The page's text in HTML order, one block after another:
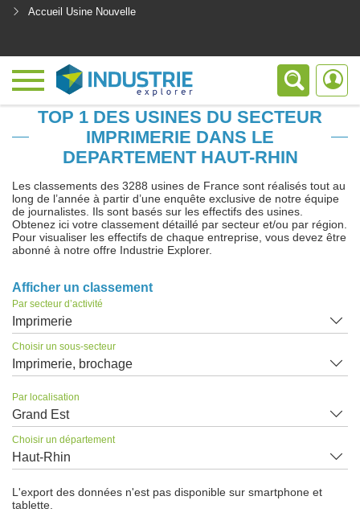
Accueil Usine Nouvelle
TOP 1 DES USINES DU SECTEUR
IMPRIMERIE DANS LE
DEPARTEMENT HAUT-RHIN
Les classements des 3288 usines de France sont réalisés tout au
long de l’année à partir d’une enquête exclusive de notre équipe
de journalistes. Ils sont basés sur les effectifs des usines.
Obtenez ici votre classement détaillé par secteur et/ou par région.
Pour visualiser les effectifs de chaque entreprise, vous devez être
abonné à notre offre Industrie Explorer.
Afficher un classement
Par secteur d’activité
Imprimerie
Choisir un sous-secteur
Imprimerie, brochage
Par localisation
Grand Est
Choisir un département
Haut-Rhin
L'export des données n'est pas disponible sur smartphone et
tablette.